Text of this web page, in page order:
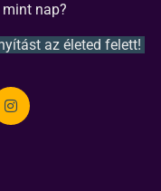
nap?
az életed felett!